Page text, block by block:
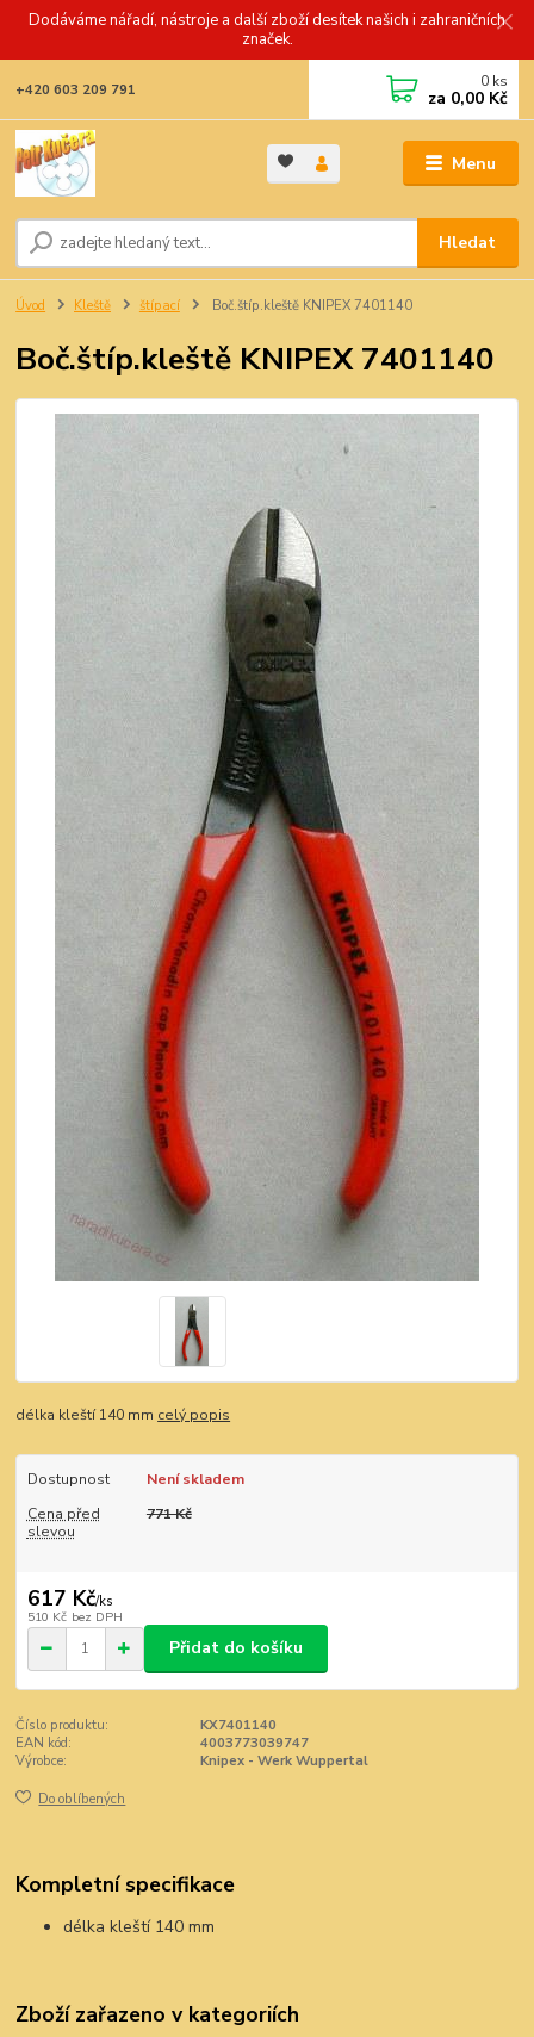
Dodáváme nářadí, nástroje a další zboží desítek našich i zahraničních
značek.
Menu
Hledat
+420 603 209 791 0 ks
za 0,00 Kč
Úvod Kleště štípací Boč.štíp.kleště KNIPEX 7401140
Boč.štíp.kleště KNIPEX 7401140
délka kleští 140 mm celý popis
Dostupnost
Není skladem
Cena před
slevou
771 Kč
617 Kč/ks
510 Kč bez DPH
Přidat do košíku
Číslo produktu:
KX7401140
EAN kód:
4003773039747
Výrobce:
Knipex - Werk Wuppertal
Do oblíbených
Kompletní specifikace
délka kleští 140 mm
Zboží zařazeno v kategoriích